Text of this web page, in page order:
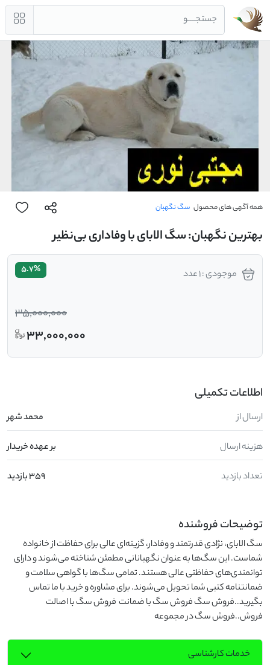
جستجــــو
همه آگهی های محصول سگ نگهبان
بهترین نگهبان: سگ الابای با وفاداری بی‌نظیر
موجودی : 1 عدد 5.7%
35,000,000
33,000,000
اطلاعات تکمیلی
ارسال از محمد شهر
هزینه ارسال بر عهده خریدار
تعداد بازدید 359 بازدید
توضیحات فروشنده
فروش..فروش سگ در مجموعه
خدمات کارشناسی